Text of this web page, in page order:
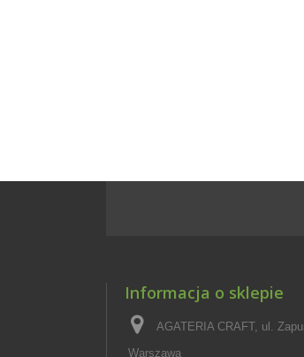
Informacja o sklepie
AGATERIA CRAFT, ul.
Warszawa